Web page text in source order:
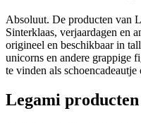
Absoluut. De producten van
Sinterklaas, verjaardagen en
origineel en beschikbaar in
unicorns en andere grappige
te vinden als
Legami